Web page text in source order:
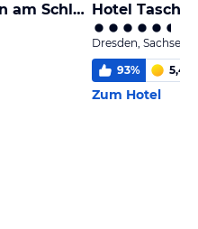
HYPERION Hotel Dresden am Schloss
Dresden, Sachsen
93% 5,4
Zum Hotel